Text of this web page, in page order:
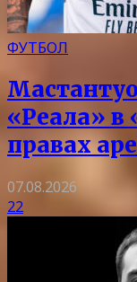
ФУТБОЛ
«Реала» в
правах
07.08.2026
22